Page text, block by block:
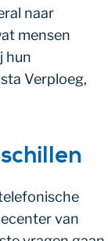
naar
mensen
hun
Verploeg,
van